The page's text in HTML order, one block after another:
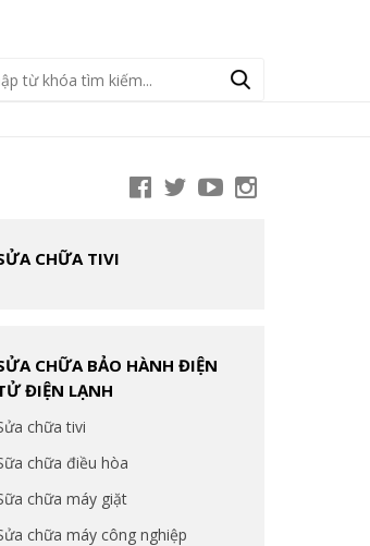
CHỮA TIVI
CHỮA BẢO HÀNH ĐIỆN
ĐIỆN LẠNH
chữa tivi
chữa điều hòa
chữa máy giặt
chữa máy công nghiệp